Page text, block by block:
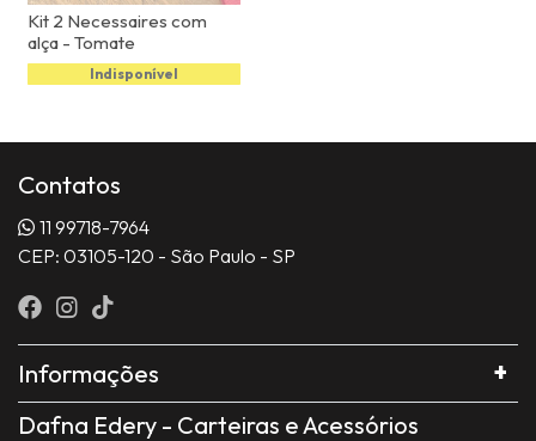
Kit 2 Necessaires com
alça - Tomate
Indisponível
Contatos
11 99718-7964
CEP: 03105-120 - São Paulo - SP
Informações
Dafna Edery - Carteiras e Acessórios